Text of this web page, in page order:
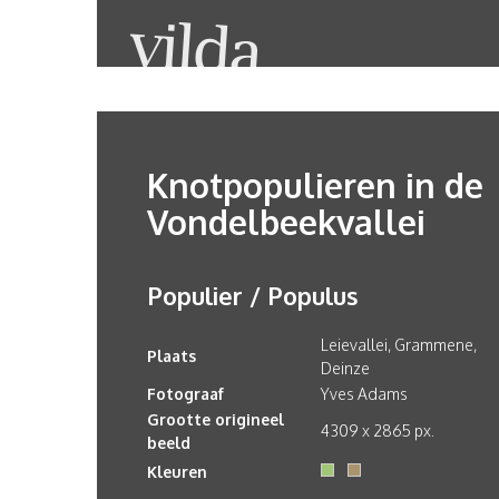
Knotpopulieren in de
Vondelbeekvallei
Populier / Populus
Plaats
Leievallei, Grammene,
Deinze
Fotograaf
Yves Adams
Grootte origineel
beeld
4309 x 2865 px.
Kleuren